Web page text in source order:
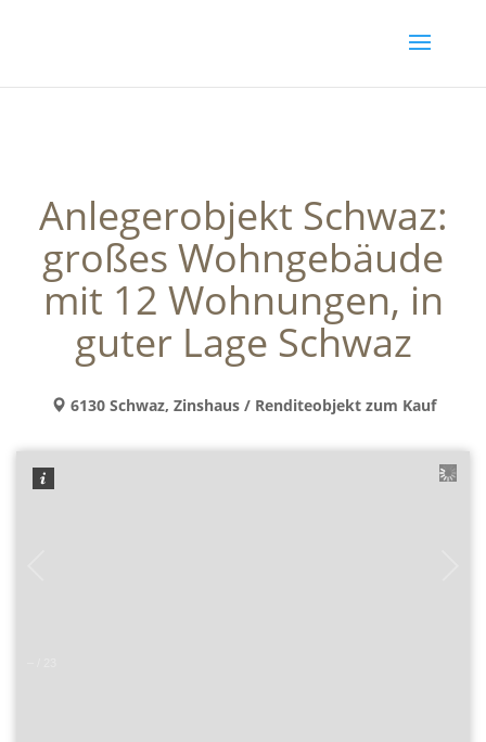
Anlegerobjekt Schwaz:
großes Wohngebäude
mit 12 Wohnungen, in
guter Lage Schwaz
6130 Schwaz, Zinshaus / Renditeobjekt zum Kauf